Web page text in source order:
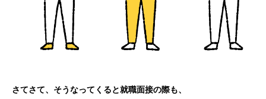
さてさて、そうなってくると就職面接の際も、